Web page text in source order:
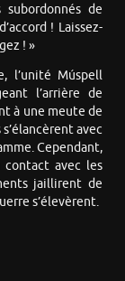
subordonnés de
! Laissez-
! »
l’unité Múspell
l’arrière de
à une meute de
avec
Cependant,
contact avec les
jaillirent de
s’élevèrent.